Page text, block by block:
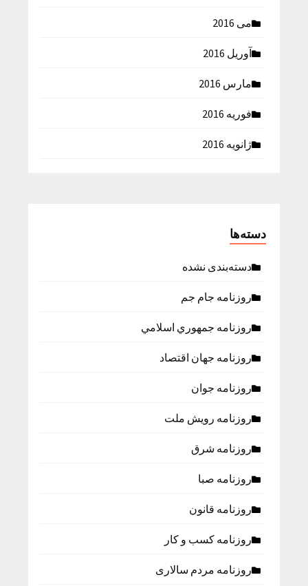
می 2016
آوریل 2016
مارس 2016
فوریه 2016
ژانویه 2016
دسته‌ها
دسته‌بندی نشده
روزنامه جام جم
روزنامه جمهوري اسلامي
روزنامه جهان اقتصاد
روزنامه جوان
روزنامه رویش ملت
روزنامه شرق
روزنامه صبا
روزنامه قانون
روزنامه كسب و كار
روزنامه مردم سالاری